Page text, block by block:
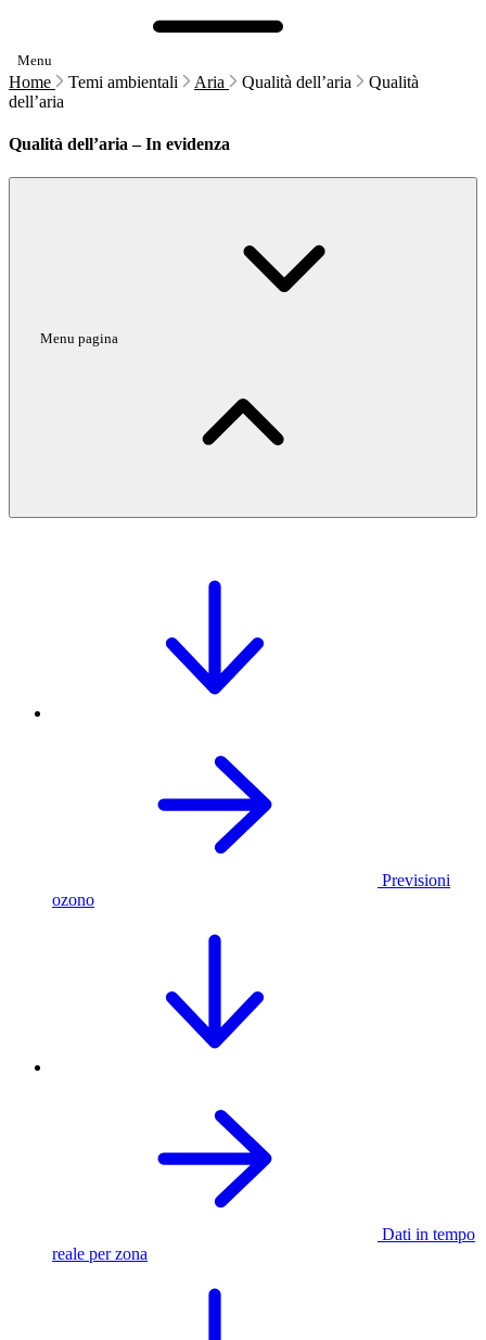
Menu
Home Temi ambientali Aria Qualità dell’aria
Qualità
dell’aria
Qualità dell’aria – In evidenza
Menu pagina
Previsioni
ozono
Dati in tempo
reale per zona